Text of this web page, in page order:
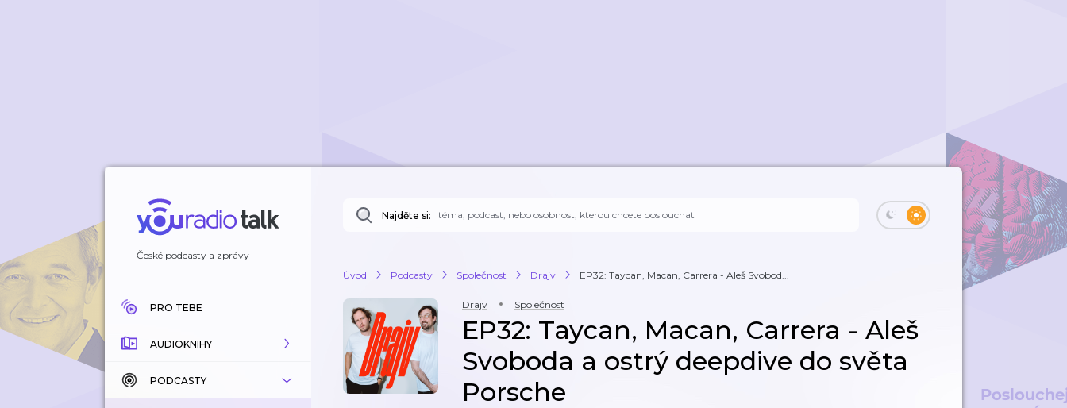
České podcasty a zprávy
PRO TEBE
AUDIOKNIHY
KATALOG
PODCASTY
Najděte si:
Úvod Podcasty Společnost Drajv EP32: Taycan, Macan, Carrera - Aleš Svobod...
Drajv Společnost
EP32: Taycan, Macan, Carrera - Aleš
Svoboda a ostrý deepdive do světa
Porsche